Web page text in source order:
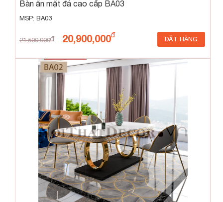
Bàn ăn mặt đá cao cấp BA03
MSP: BA03
21,500,000 20,900,000 ĐẶT HÀNG